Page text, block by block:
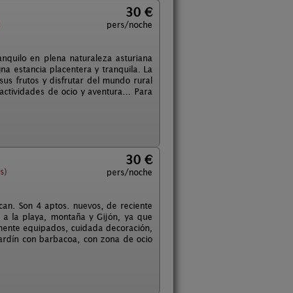
30 €
pers/noche
en plena naturaleza asturiana
estancia placentera y tranquila. La
frutos y disfrutar del mundo rural
de ocio y aventura... Para
30 €
pers/noche
Son 4 aptos. nuevos, de reciente
la playa, montaña y Gijón, ya que
equipados, cuidada decoración,
con barbacoa, con zona de ocio